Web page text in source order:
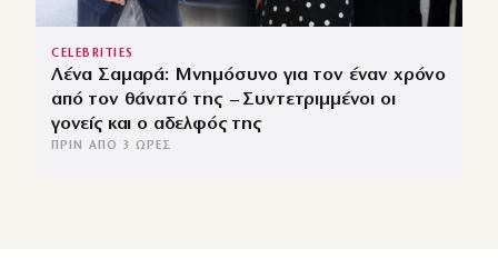
CELEBRITIES
Λένα Σαμαρά: Μνημόσυνο για τον έναν χρόνο
από τον θάνατό της – Συντετριμμένοι οι
γονείς και ο αδελφός της
ΠΡΙΝ ΑΠΌ 3 ΏΡΕΣ